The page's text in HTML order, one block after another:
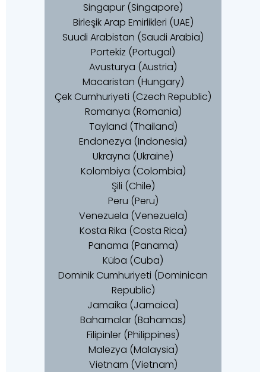
Singapur (Singapore)
Birleşik Arap Emirlikleri (UAE)
Suudi Arabistan (Saudi Arabia)
Portekiz (Portugal)
Avusturya (Austria)
Macaristan (Hungary)
Çek Cumhuriyeti (Czech Republic)
Romanya (Romania)
Tayland (Thailand)
Endonezya (Indonesia)
Ukrayna (Ukraine)
Kolombiya (Colombia)
Şili (Chile)
Peru (Peru)
Venezuela (Venezuela)
Kosta Rika (Costa Rica)
Panama (Panama)
Küba (Cuba)
Dominik Cumhuriyeti (Dominican
Republic)
Jamaika (Jamaica)
Bahamalar (Bahamas)
Filipinler (Philippines)
Malezya (Malaysia)
Vietnam (Vietnam)